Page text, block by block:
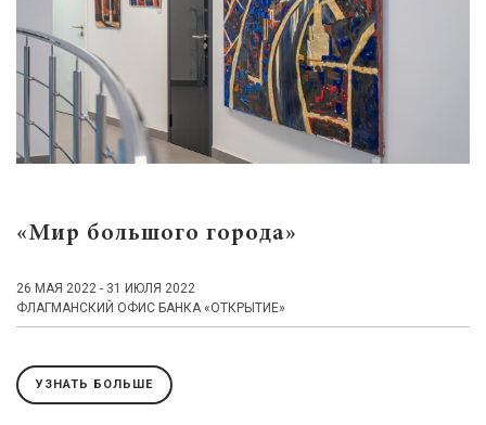
«Мир большого города»
26 МАЯ 2022 - 31 ИЮЛЯ 2022
ФЛАГМАНСКИЙ ОФИС БАНКА «ОТКРЫТИЕ»
УЗНАТЬ БОЛЬШЕ